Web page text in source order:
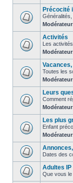
Précocité
Généralités,
Activités
Les
Toutes les
Leurs
Comment
Les plus
Enfant
Dates des
Adultes IP
Que vous